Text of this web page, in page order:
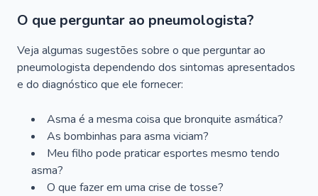
O que perguntar ao pneumologista?
Veja algumas sugestões sobre o que perguntar ao
pneumologista dependendo dos sintomas apresentados
e do diagnóstico que ele fornecer:
Asma é a mesma coisa que bronquite asmática?
As bombinhas para asma viciam?
Meu filho pode praticar esportes mesmo tendo
asma?
O que fazer em uma crise de tosse?